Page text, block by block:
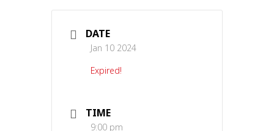
DATE
Jan 10 2024
Expired!
TIME
9:00 pm